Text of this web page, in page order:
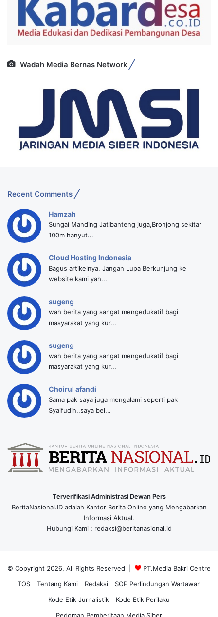
Wadah Media Bernas Network
Recent Comments
Hamzah
Sungai Manding Jatibanteng juga,Bronjong sekitar
100m hanyut...
Cloud Hosting Indonesia
Bagus artikelnya. Jangan Lupa Berkunjung ke
website kami yah...
sugeng
wah berita yang sangat mengedukatif bagi
masyarakat yang kur...
sugeng
wah berita yang sangat mengedukatif bagi
masyarakat yang kur...
Choirul afandi
Sama pak saya juga mengalami seperti pak
Syaifudin..saya bel...
Terverifikasi Administrasi Dewan Pers
BeritaNasional.ID adalah Kantor Berita Online yang Mengabarkan
Informasi Aktual.
Hubungi Kami : redaksi@beritanasional.id
© Copyright 2026, All Rights Reserved |
PT.Media Bakri Centre
TOS
Tentang Kami Redaksi
SOP Perlindungan Wartawan
Kode Etik Jurnalistik
Kode Etik Perilaku
Pedoman Pemberitaan Media Siber